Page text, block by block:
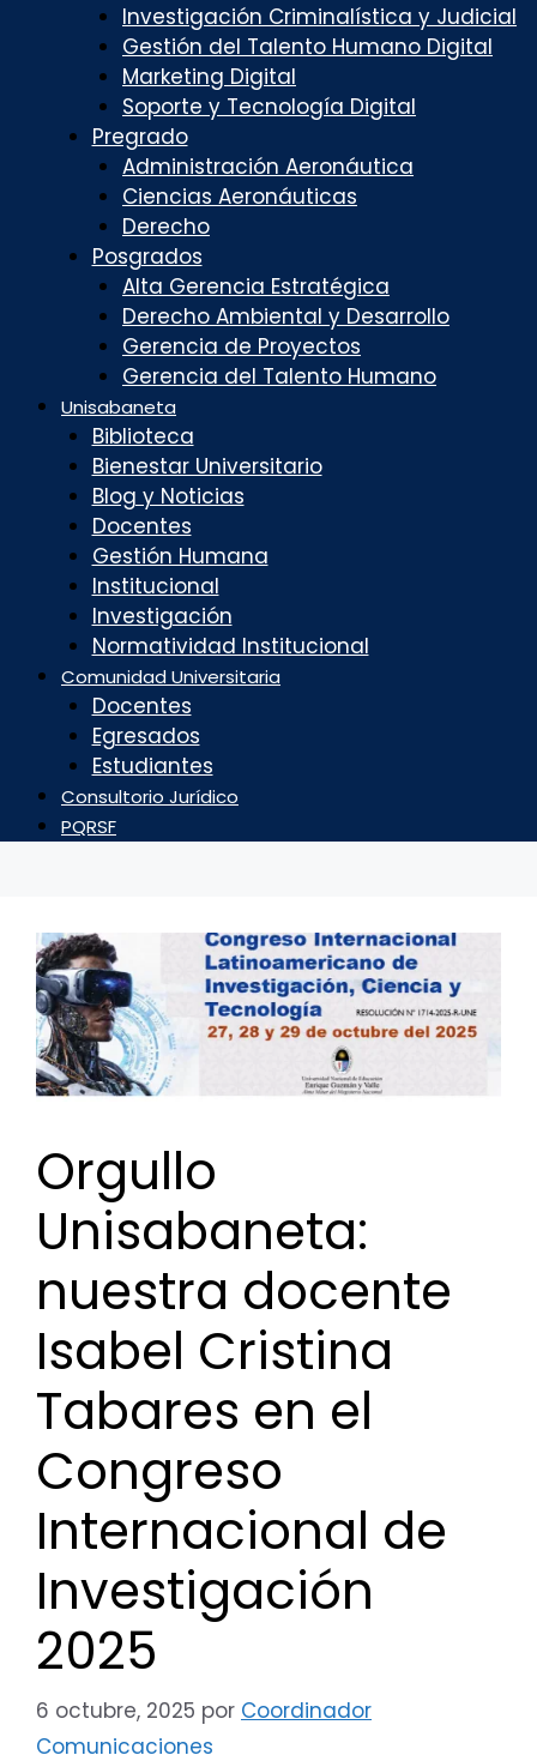
Investigación Criminalística y Judicial
Gestión del Talento Humano Digital
Marketing Digital
Soporte y Tecnología Digital
Pregrado
Administración Aeronáutica
Ciencias Aeronáuticas
Derecho
Posgrados
Alta Gerencia Estratégica
Derecho Ambiental y Desarrollo
Gerencia de Proyectos
Gerencia del Talento Humano
Unisabaneta
Biblioteca
Bienestar Universitario
Blog y Noticias
Docentes
Gestión Humana
Institucional
Investigación
Normatividad Institucional
Comunidad Universitaria
Docentes
Egresados
Estudiantes
Consultorio Jurídico
PQRSF
Orgullo
Unisabaneta:
nuestra docente
Isabel Cristina
Tabares en el
Congreso
Internacional de
Investigación
2025
6 octubre, 2025 por Coordinador
Comunicaciones